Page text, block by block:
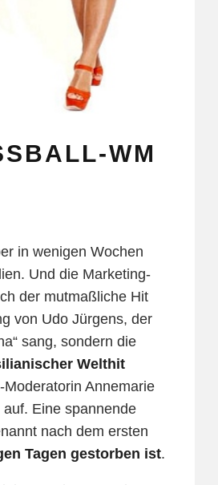
WM
in wenigen Wochen
Und die Marketing-
der mutmaßliche Hit
von Udo Jürgens, der
sang, sondern die
Welthit
Annemarie
Eine spannende
nach dem ersten
Tagen gestorben ist.